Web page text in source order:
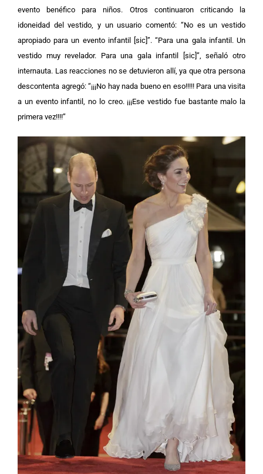
evento benéfico para niños. Otros continuaron criticando la
idoneidad del vestido, y un usuario comentó: “No es un vestido
apropiado para un evento infantil [sic]”.“Para una gala infantil. Un
vestido muy revelador. Para una gala infantil [sic]”, señaló otro
internauta. Las reacciones no se detuvieron allí, ya que otra persona
descontenta agregó: “¡¡¡No hay nada bueno en eso!!!!! Para una visita
a un evento infantil, no lo creo. ¡¡¡Ese vestido fue bastante malo la
primera vez!!!!”